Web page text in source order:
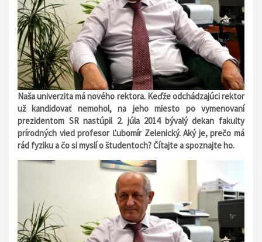
Naša univerzita má nového rektora. Keďže odchádzajúci rektor
už kandidovať nemohol, na jeho miesto po vymenovaní
prezidentom SR nastúpil 2. júla 2014 bývalý dekan fakulty
prírodných vied profesor Ľubomír Zelenický. Aký je, prečo má
rád fyziku a čo si myslí o študentoch? Čítajte a spoznajte ho.